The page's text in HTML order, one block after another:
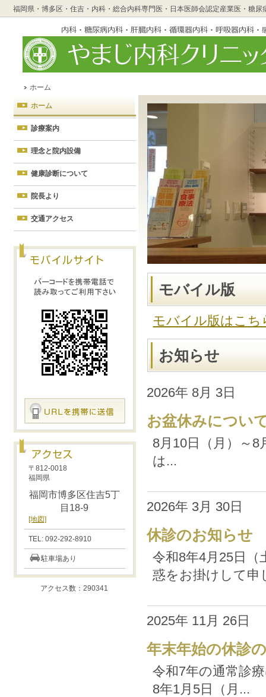
福岡県・博多区・住吉・内科・総合内科専門医・日本医師会認定産業医・糖
ホーム
モバイル版
モバイル版はこ
お知らせ
2026年 8月 3日
お盆休みについ
8月10日（月）～
は...
2026年 3月 30日
休診のお知らせ
令和8年4月25日
惑をお掛けして申
2025年 11月 26日
年末年始の休診
令和7年の通常診
8年1月5日（月...
ホーム
診療案内
理念と院内設備
健康診断について
院長より
交通アクセス
〒812-0018
福岡県
福岡市博多区住吉5丁
目18-9
[地図]
TEL: 092-292-8910
駐車場あり
アクセス数：290341